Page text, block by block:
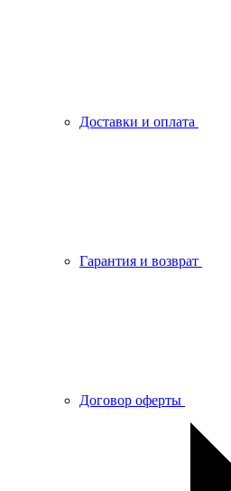
Доставки и оплата
Гарантия и возврат
Договор оферты